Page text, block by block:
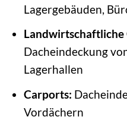
Lagergebäuden,
Landwirtschaftliche
Dacheindeckung
Lagerhallen
Carports:
Vordächern